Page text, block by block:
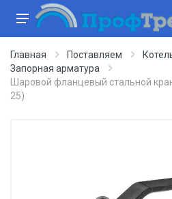
Главная Поставляем
Запорная арматура
Шаровой фланцевый стальной
25)